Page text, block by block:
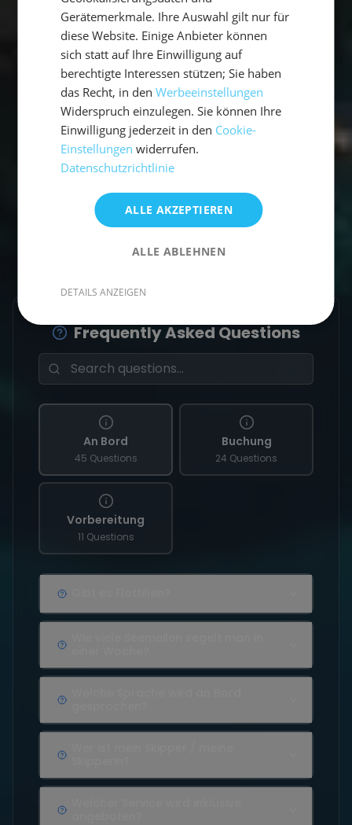
Empfohlene Beiträge
Frequently Asked Questions
An Bord
45 Questions
Buchung
24 Questions
Vorbereitung
11 Questions
Gerätemerkmale. Ihre Auswahl gilt nur für
diese Website. Einige Anbieter können
sich statt auf Ihre Einwilligung auf
berechtigte Interessen stützen; Sie haben
das Recht, in denWerbeeinstellungen
Widerspruch einzulegen. Sie können Ihre
Einwilligung jederzeit in den Cookie-
Einstellungen widerrufen.
Datenschutzrichtlinie
ALLE AKZEPTIEREN
ALLE ABLEHNEN
DETAILS ANZEIGEN